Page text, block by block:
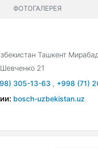
ФОТОГАЛЕРЕЯ
Ташкент
21
305-13-63 , +998 (71)
bosch-uzbekistan.uz